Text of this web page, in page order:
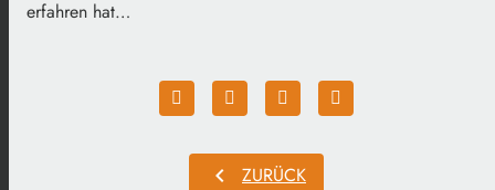
erfahren hat…
chevron_left ZURÜCK